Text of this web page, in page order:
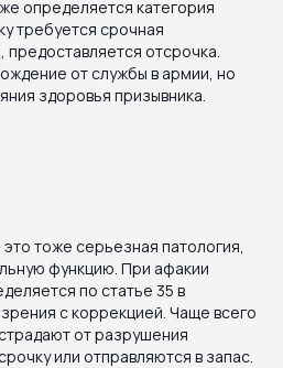
определяется категория
требуется срочная
предоставляется отсрочка.
от службы в армии, но
здоровья призывника.
это тоже серьезная патология,
функцию. При афакии
по статье 35 в
с коррекцией. Чаще всего
от разрушения
или отправляются в запас.